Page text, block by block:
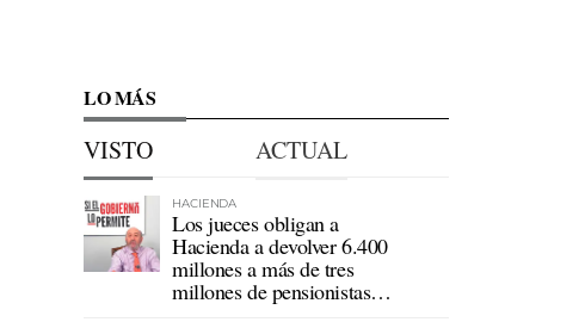
LO MÁS
VISTO ACTUAL
HACIENDA
Los jueces obligan a
Hacienda a devolver 6.400
millones a más de tres
millones de pensionistas